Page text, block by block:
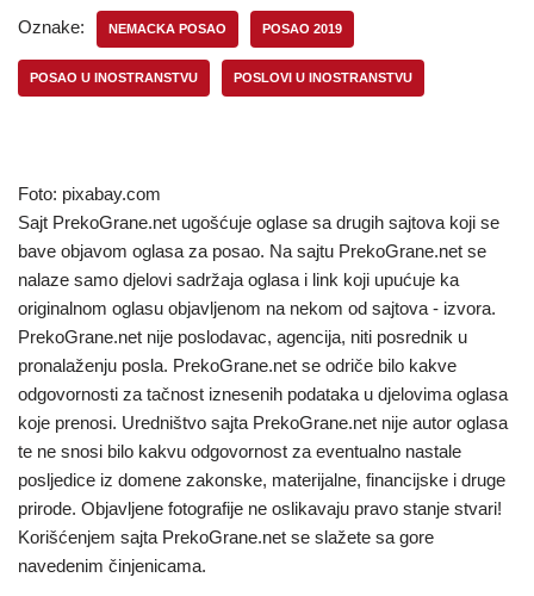
Oznake: NEMACKA POSAO POSAO 2019
POSAO U INOSTRANSTVU POSLOVI U INOSTRANSTVU
Foto: pixabay.com
Sajt PrekoGrane.net ugošćuje oglase sa drugih sajtova koji se
bave objavom oglasa za posao. Na sajtu PrekoGrane.net se
nalaze samo djelovi sadržaja oglasa i link koji upućuje ka
originalnom oglasu objavljenom na nekom od sajtova - izvora.
PrekoGrane.net nije poslodavac, agencija, niti posrednik u
pronalaženju posla. PrekoGrane.net se odriče bilo kakve
odgovornosti za tačnost iznesenih podataka u djelovima oglasa
koje prenosi. Uredništvo sajta PrekoGrane.net nije autor oglasa
te ne snosi bilo kakvu odgovornost za eventualno nastale
posljedice iz domene zakonske, materijalne, financijske i druge
prirode. Objavljene fotografije ne oslikavaju pravo stanje stvari!
Korišćenjem sajta PrekoGrane.net se slažete sa gore
navedenim činjenicama.